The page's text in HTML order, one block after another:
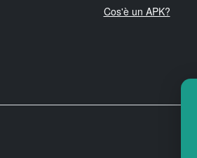
Cos'è un APK?